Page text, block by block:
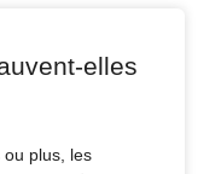
elles
plus, les